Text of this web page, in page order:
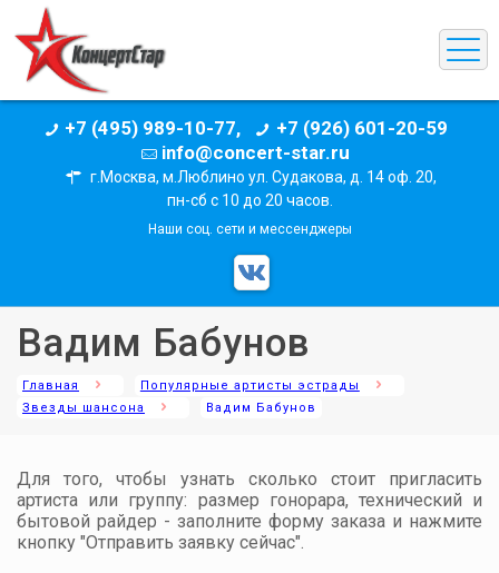
+7 (495) 989-10-77,
+7 (926) 601-20-59
info@concert-star.ru
г.Москва, м.Люблино ул. Судакова, д. 14 оф. 20,
пн-сб с 10 до 20 часов.
Наши соц. сети и мессенджеры
Вадим Бабунов
Главная
Популярные артисты эстрады
Звезды шансона
Вадим Бабунов
Для того, чтобы узнать сколько стоит пригласить
артиста или группу: размер гонорара, технический и
бытовой райдер - заполните форму заказа и нажмите
кнопку "Отправить заявку сейчас".